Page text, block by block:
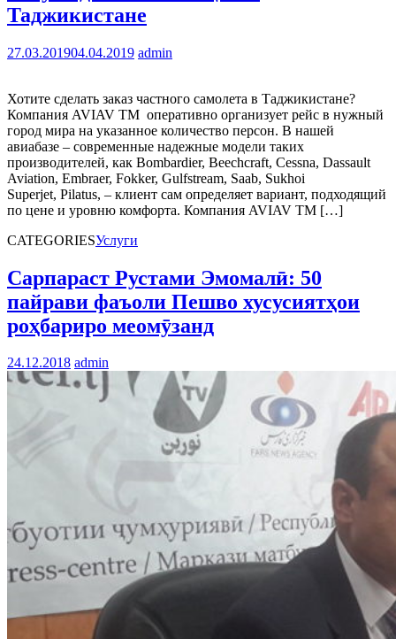
Таджикистане
27.03.201904.04.2019 admin
Хотите сделать заказ частного самолета в Таджикистане?
Компания AVIAV TM оперативно организует рейс в нужный
город мира на указанное количество персон. В нашей
авиабазе – современные надежные модели таких
производителей, как Bombardier, Beechcraft, Cessna, Dassault
Aviation, Embraer, Fokker, Gulfstream, Saab, Sukhoi
Superjet, Pilatus, – клиент сам определяет вариант, подходящий
по цене и уровню комфорта. Компания AVIAV TM […]
CATEGORIESУслуги
Сарпараст Рустами Эмомалӣ: 50
пайрави фаъоли Пешво хусусиятҳои
роҳбариро меомӯзанд
24.12.2018 admin